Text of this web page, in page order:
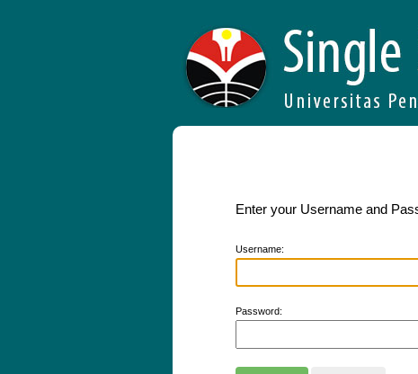
Enter your Username and
Username:
Password: